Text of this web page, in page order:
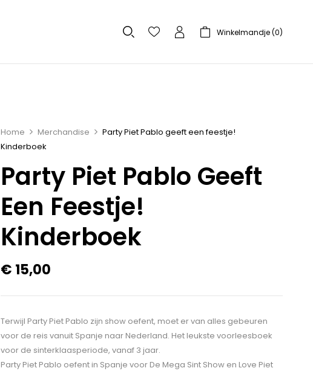
Winkelmandje (0)
Home Merchandise
Party Piet Pablo geeft een feestje!
Kinderboek
Party Piet Pablo Geeft
Een Feestje!
Kinderboek
€ 15,00
Terwijl Party Piet Pablo zijn show oefent, moet er van alles gebeuren
voor de reis vanuit Spanje naar Nederland. Het leukste voorleesboek
voor de sinterklaasperiode, vanaf 3 jaar.
Party Piet Pablo oefent in Spanje voor De Mega Sint Show en Love Piet